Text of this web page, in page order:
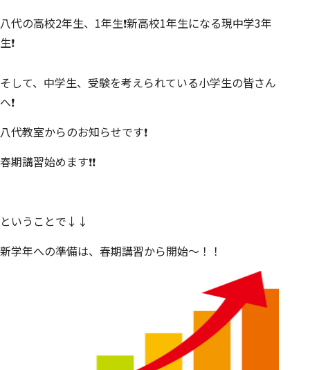
八代の高校2年生、1年生❗新高校1年生になる現中学3年
生❗
そして、中学生、受験を考えられている小学生の皆さん
へ❗
八代教室からのお知らせです❗
春期講習始めます❗❗
ということで↓↓
新学年への準備は、春期講習から開始〜！！